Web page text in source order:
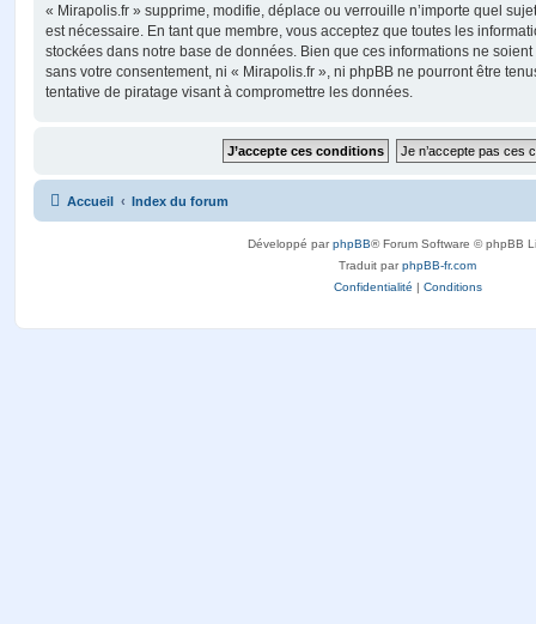
« Mirapolis.fr » supprime, modifie, déplace ou verrouille n’importe quel
est nécessaire. En tant que membre, vous acceptez que toutes les
stockées dans notre base de données. Bien que ces informations ne
sans votre consentement, ni « Mirapolis.fr », ni phpBB ne pourront être
tentative de piratage visant à compromettre les données.
Accueil Index du forum
Développé parphpBB® Forum Software © phpBB
Traduit parphpBB-fr.com
Confidentialité | Conditions